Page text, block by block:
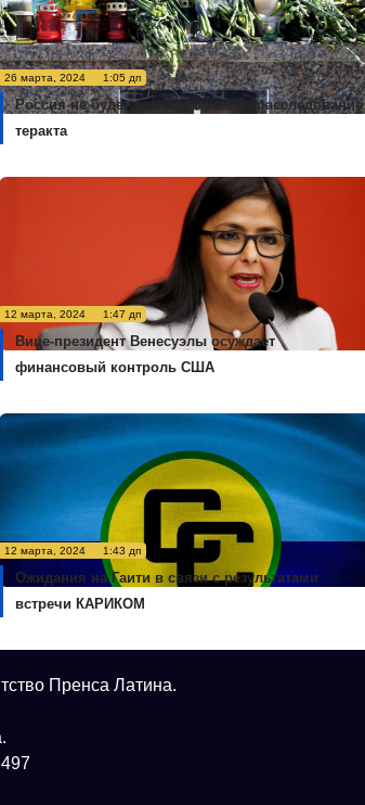
26 марта, 2024 1:05 дп
Россия не будет комментировать расследование
теракта
12 марта, 2024 1:47 дп
Вице-президент Венесуэлы осуждает
финансовый контроль США
12 марта, 2024 1:43 дп
Ожидания на Гаити в связи с результатами
встречи КАРИКОМ
Пренса Латина.